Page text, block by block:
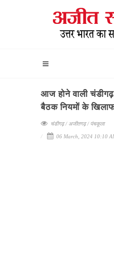
आज होने वाली
बैठक नियमों के
चंडीगढ़ / अजीतगढ़ / पंचकूला
06 March, 2024 10:10